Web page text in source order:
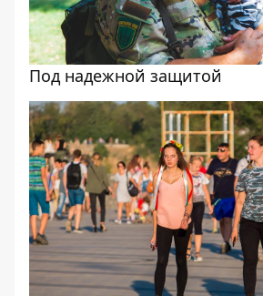
Под надежной защитой